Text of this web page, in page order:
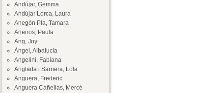
Andújar, Gemma
Andújar Lorca, Laura
Anegón Pla, Tamara
Aneiros, Paula
Ang, Joy
Ángel, Albalucia
Angelini, Fabiana
Anglada i Sarriera, Lola
Anguera, Frederic
Anguera Cañellas, Mercè